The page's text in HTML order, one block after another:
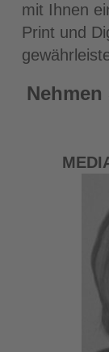
mit Ihnen
Print und